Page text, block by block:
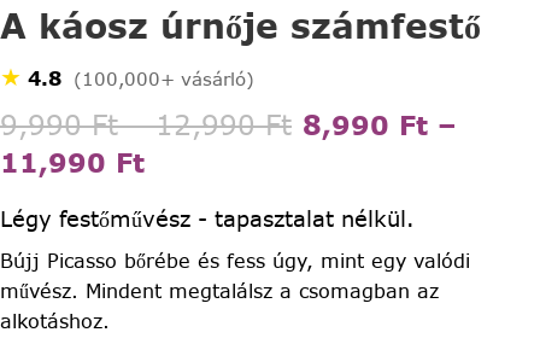
A káosz úrnője számfestő
★ 4.8 (100,000+ vásárló)
9,990Ft – 12,990Ft 8,990 Ft –
11,990 Ft
Légy festőművész - tapasztalat nélkül.
Bújj Picasso bőrébe és fess úgy, mint egy valódi
művész. Mindent megtalálsz a csomagban az
alkotáshoz.